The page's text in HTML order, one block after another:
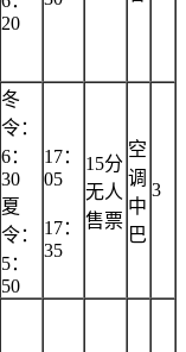
20
冬
令：
6：
30
夏
令：
5：
50
17：
05
17：
35
15分
无人
售票
空
调
中
巴
3